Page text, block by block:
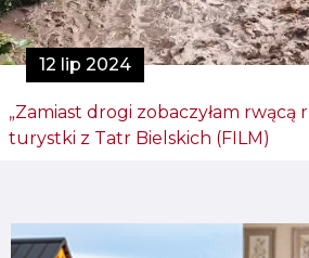
12 lip 2024
„Zamiast drogi zobaczyłam rwącą
turystki z Tatr Bielskich (FILM)